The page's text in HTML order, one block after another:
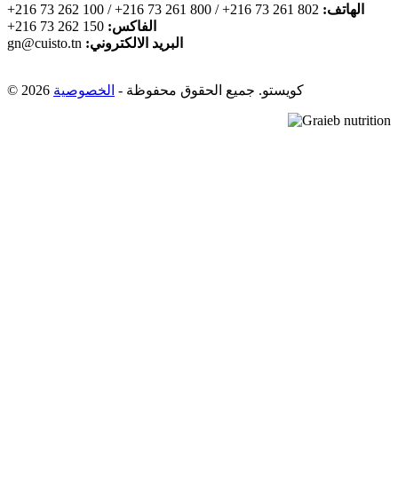
+216 73 262 100 / +216 73 261 800 / +216 73 261 802
:الهاتف
+216 73 262 150 :الفاكس
gn@cuisto.tn
:البريد الالكتروني
© 2026 كويستو. جميع الحقوق محفوظة - الخصوصية